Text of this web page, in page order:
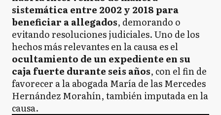
sistemática entre 2002 y 2018 para
beneficiar a allegados, demorando o
evitando resoluciones judiciales. Uno de los
hechos más relevantes en la causa es el
ocultamiento de un expediente en su
caja fuerte durante seis años, con el fin de
favorecer a la abogada María de las Mercedes
Hernández Morahín, también imputada en la
causa.